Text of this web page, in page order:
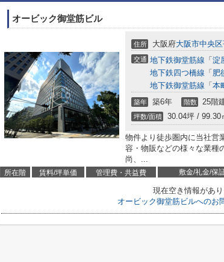
オービック御堂筋ビル
住所 大阪府大阪市中央区
交通 地下鉄御堂筋線 「 淀
地下鉄四つ橋線 「 肥
地下鉄御堂筋線 「 本
築年 築6年 階数 25階
坪数/面積 30.04坪 / 99.30
物件より徒歩圏内に当社営
容・物販などの様々な業種
尚、...
所在階 賃料/坪単価 管理費・共益費 敷金/礼金/保
現在空き情報があり
オービック御堂筋ビルへのお